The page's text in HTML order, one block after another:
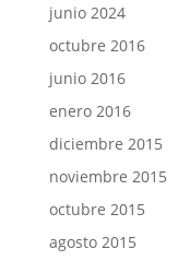
junio 2024
octubre 2016
junio 2016
enero 2016
diciembre 2015
noviembre 2015
octubre 2015
agosto 2015